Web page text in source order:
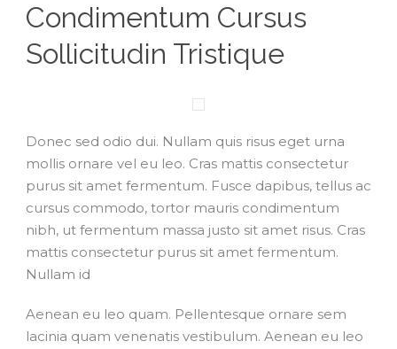
Condimentum Cursus
Sollicitudin Tristique
Donec sed odio dui. Nullam quis risus eget urna
mollis ornare vel eu leo. Cras mattis consectetur
purus sit amet fermentum. Fusce dapibus, tellus ac
cursus commodo, tortor mauris condimentum
nibh, ut fermentum massa justo sit amet risus. Cras
mattis consectetur purus sit amet fermentum.
Nullam id
Aenean eu leo quam. Pellentesque ornare sem
lacinia quam venenatis vestibulum. Aenean eu leo